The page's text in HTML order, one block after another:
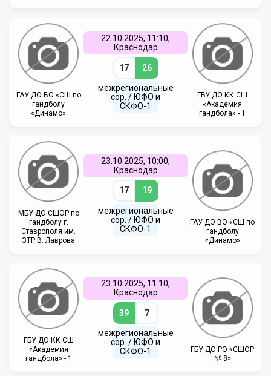
ГАУ ДО ВО «СШ по
гандболу
«Динамо»
22.10.2025, 11:10,
Краснодар
17 26
межрегиональные
сор. / ЮФО и
СКФО-1
ГБУ ДО КК СШ
«Академия
гандбола» - 1
МБУ ДО СШОР по
гандболу г.
Ставрополя им.
ЗТР В. Лаврова
23.10.2025, 10:00,
Краснодар
17 19
межрегиональные
сор. / ЮФО и
СКФО-1
ГАУ ДО ВО «СШ по
гандболу
«Динамо»
ГБУ ДО КК СШ
«Академия
гандбола» - 1
23.10.2025, 11:10,
Краснодар
39 7
межрегиональные
сор. / ЮФО и
СКФО-1
ГБУ ДО РО «СШОР
№ 8»